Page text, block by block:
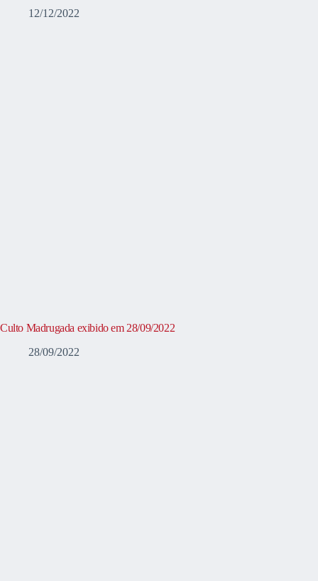
12/12/2022
Culto Madrugada exibido em 28/09/2022
28/09/2022